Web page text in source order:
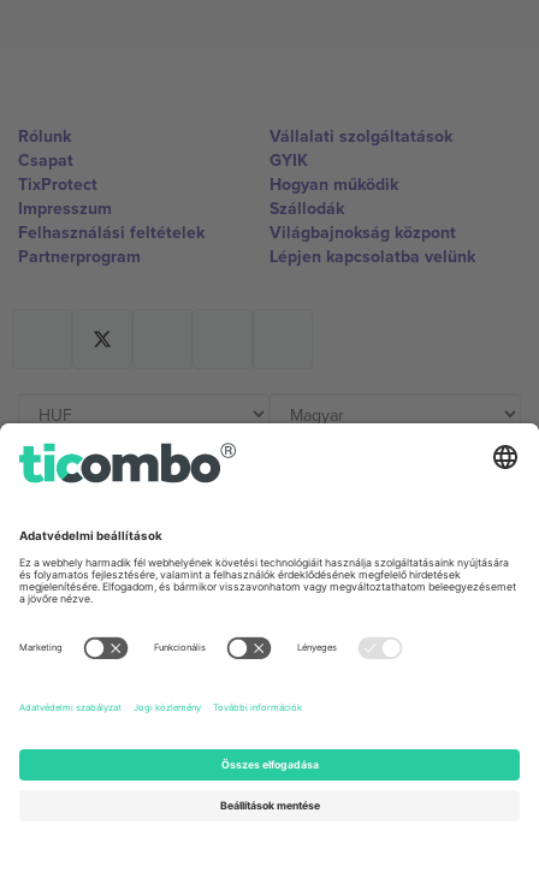
Rólunk
Csapat
TixProtect
Impresszum
Felhasználási feltételek
Partnerprogram
Vállalati szolgáltatások
GYIK
Hogyan működik
Szállodák
Világbajnokság központ
Lépjen kapcsolatba velünk
Germany
Unter den Linden 24, 10117
Berlin, Germany
United Kingdom
167 City Road, London, Greater
Newark, Delaware 19713, United
States
Engelberg, Switzerland